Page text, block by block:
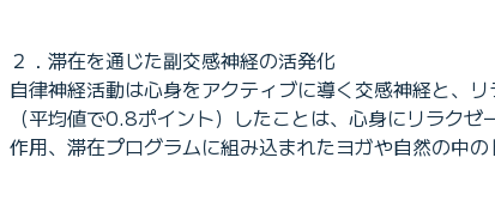
２．滞在を通じた副交感神経の活発化
自律神経活動は心身をアクティブに導く交感神経と、
（平均値で0.8ポイント）したことは、心身にリラク
作用、滞在プログラムに組み込まれたヨガや自然の中